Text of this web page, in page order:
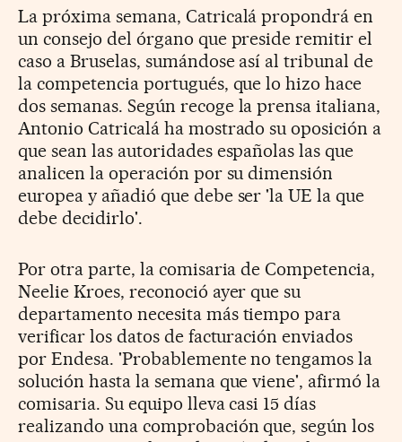
La próxima semana, Catricalá propondrá en
un consejo del órgano que preside remitir el
caso a Bruselas, sumándose así al tribunal de
la competencia portugués, que lo hizo hace
dos semanas. Según recoge la prensa italiana,
Antonio Catricalá ha mostrado su oposición a
que sean las autoridades españolas las que
analicen la operación por su dimensión
europea y añadió que debe ser 'la UE la que
debe decidirlo'.
Por otra parte, la comisaria de Competencia,
Neelie Kroes, reconoció ayer que su
departamento necesita más tiempo para
verificar los datos de facturación enviados
por Endesa. 'Probablemente no tengamos la
solución hasta la semana que viene', afirmó la
comisaria. Su equipo lleva casi 15 días
realizando una comprobación que, según los